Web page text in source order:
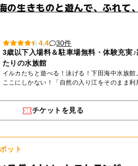
の生きものと遊んで、ふれて、
4.4
30件
3歳以下入場料＆駐車場無料・体験充実♪
たりの水族館
イルカたちと遊べる！泳げる！下田海中水族館。 △特
ここにしかない！「自然の入り江をそのまま利
た...
チケットを見る
ット